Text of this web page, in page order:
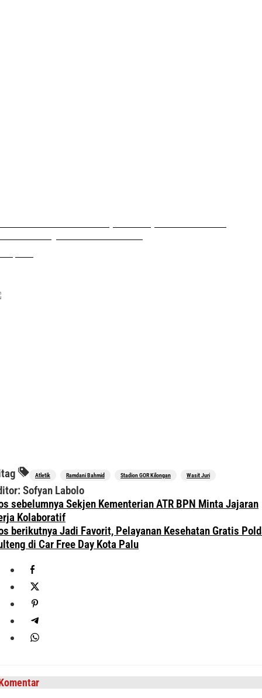
Atletik Ramdani Bahmid Stadion GOR Kilongan Wasit Juri
Sofyan Labolo
sebelumnyaSekjen Kementerian ATR BPN Minta Jajaran
Kolaboratif
berikutnyaJadi Favorit, Pelayanan Kesehatan Gratis
di Car Free Day Kota Palu